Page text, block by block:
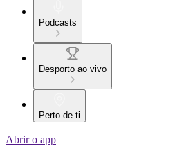
Podcasts
Desporto ao vivo
Perto de ti
Abrir o app